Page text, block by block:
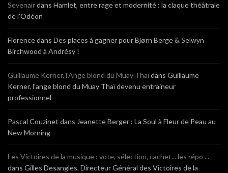
Sevenairdans Hamlet, entre rage et modernité : la claque théâtrale
de l’Odéon
Florencedans Des places à gagner pour Bjørn Berge & Selwyn
Birchwood à Andrésy !
Guillaume Kerner, l’Ange blond du Muay Thaïdans Guillaume
Kerner, l’ange blond du Muay Thaï devenu entraineur
professionnel
Pascal Couzinet dans Jeanette Berger : La Soul à Fleur de Peau au
New Morning
Les Victoires de la musique : vote, sélection, cachet... les répo ...
dans Gilles Desangles, Directeur Général des Victoires de la